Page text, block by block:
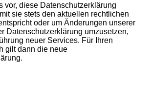
vor, diese Datenschutzerklärung
sie stets den aktuellen rechtlichen
oder um Änderungen unserer
Datenschutzerklärung umzusetzen,
neuer Services. Für Ihren
gilt dann die neue